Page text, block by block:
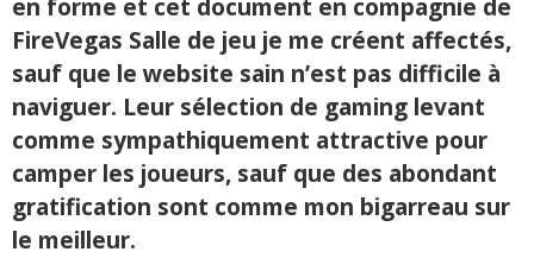
en forme et cet document en compagnie de
FireVegas Salle de jeu je me créent affectés,
sauf que le website sain n’est pas difficile à
naviguer. Leur sélection de gaming levant
comme sympathiquement attractive pour
camper les joueurs, sauf que des abondant
gratification sont comme mon bigarreau sur
le meilleur.